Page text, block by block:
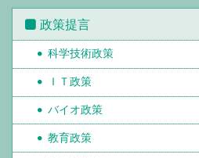
政策提言
科学技術政策
ＩＴ政策
バイオ政策
教育政策